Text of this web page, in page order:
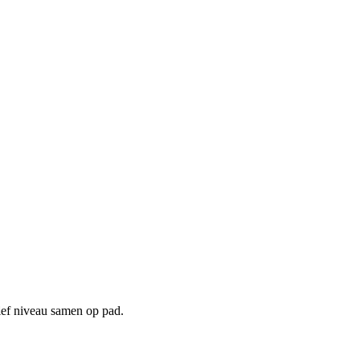
niveau samen op pad.